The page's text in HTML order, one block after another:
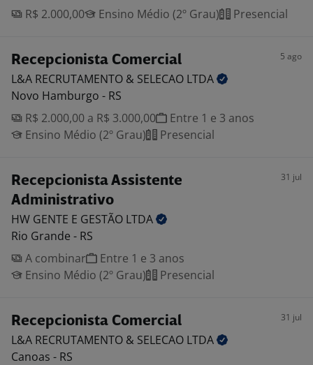
R$ 2.000,00
Ensino Médio (2º Grau) Presencial
Recepcionista Comercial 5 ago
L&A RECRUTAMENTO & SELECAO LTDA
Novo Hamburgo - RS
R$ 2.000,00 a R$ 3.000,00
Entre 1 e 3 anos
Ensino Médio (2º Grau)
Presencial
Recepcionista Assistente
Administrativo
31 jul
HW GENTE E GESTÃO LTDA
Rio Grande - RS
A combinar
Entre 1 e 3 anos
Ensino Médio (2º Grau)
Presencial
Recepcionista Comercial 31 jul
L&A RECRUTAMENTO & SELECAO LTDA
Canoas - RS